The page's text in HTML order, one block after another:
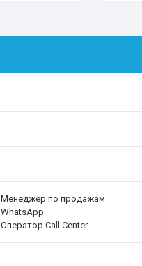
Менеджер по продажам
WhatsApp
Оператор Call Center